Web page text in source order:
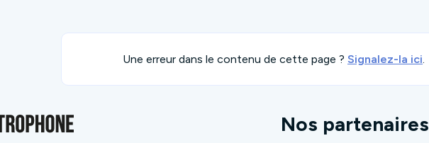
Une erreur dans le contenu de cette page ? Signalez-la ici.
Nos partenaires